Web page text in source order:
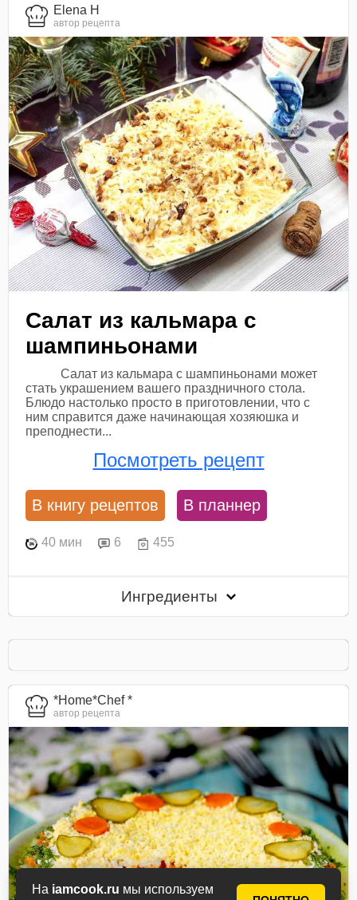
На iamcook.ru мы используем
Elena H
автор рецепта
Салат из кальмара с
шампиньонами
Салат из кальмара с шампиньонами может
стать украшением вашего праздничного стола.
Блюдо настолько просто в приготовлении, что с
ним справится даже начинающая хозяюшка и
преподнести...
Посмотреть рецепт
В книгу рецептов В планнер
40 мин 6 455
Ингредиенты
*Home*Chef *
автор рецепта